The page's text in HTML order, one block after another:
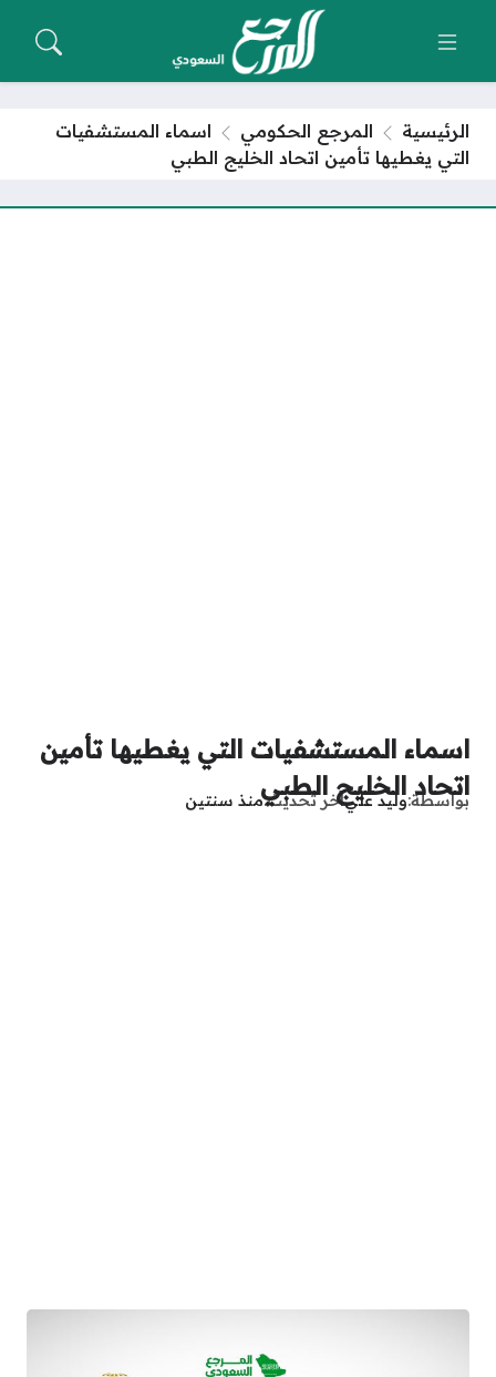
الرئيسية المرجع الحكومي
اسماء المستشفيات
التي يغطيها تأمين اتحاد الخليج الطبي
اسماء المستشفيات التي يغطيها تأمين
اتحاد الخليج الطبي
بواسطة وليد عليآخر تحديثمنذ سنتين